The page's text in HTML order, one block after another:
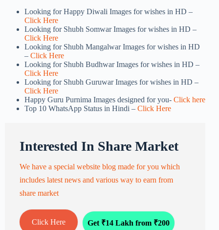
Looking for Happy Diwali Images for wishes in HD –
Click Here
Looking for Shubh Somwar Images for wishes in HD –
Click Here
Looking for Shubh Mangalwar Images for wishes in HD
– Click Here
Looking for Shubh Budhwar Images for wishes in HD –
Click Here
Looking for Shubh Guruwar Images for wishes in HD –
Click Here
Happy Guru Purnima Images designed for you- Click here
Top 10 WhatsApp Status in Hindi – Click Here
Interested In Share Market
We have a special website blog made for you which
includes latest news and various way to earn from
share market
Click Here Get ₹14 Lakh from ₹200